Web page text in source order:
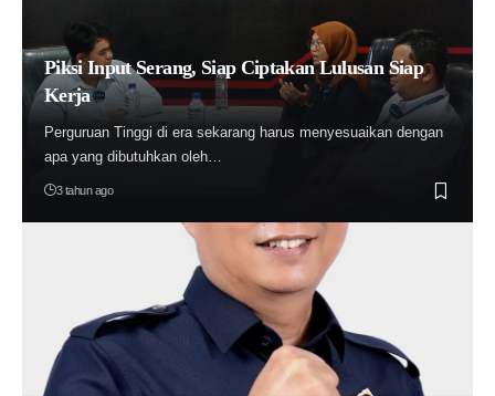
Piksi Input Serang, Siap Ciptakan Lulusan Siap
Kerja
Perguruan Tinggi di era sekarang harus menyesuaikan dengan
apa yang dibutuhkan oleh…
3 tahun ago